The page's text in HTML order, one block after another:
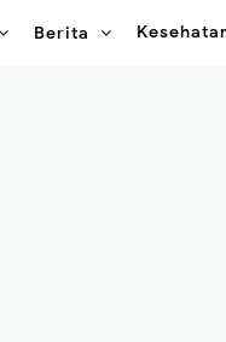
Berita